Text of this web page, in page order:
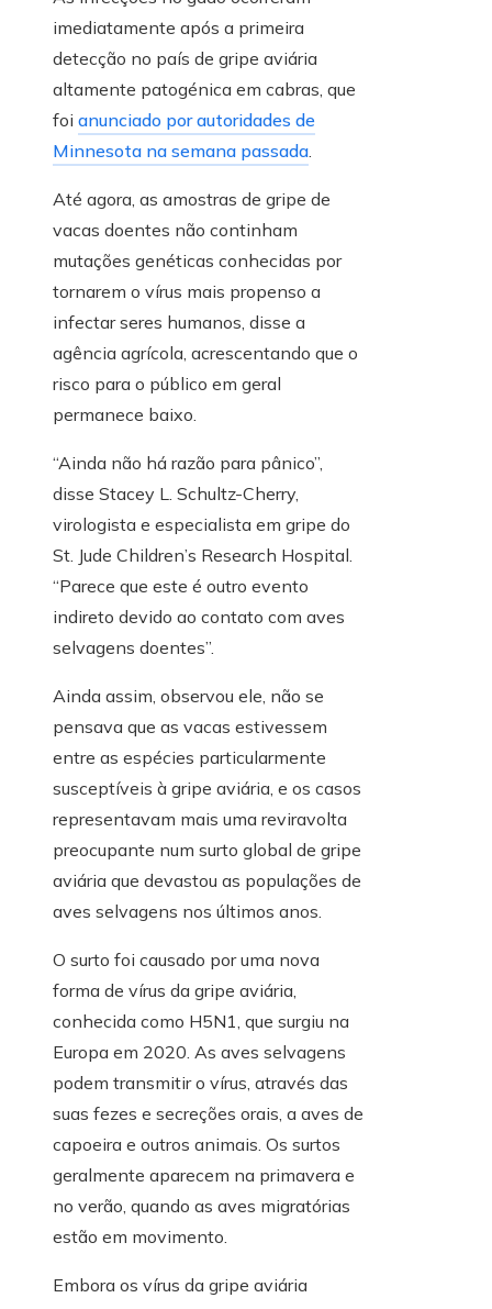
imediatamente após a primeira
detecção no país de gripe aviária
altamente patogénica em cabras, que
foi anunciado por autoridades de
Minnesota na semana passada.
Até agora, as amostras de gripe de
vacas doentes não continham
mutações genéticas conhecidas por
tornarem o vírus mais propenso a
infectar seres humanos, disse a
agência agrícola, acrescentando que o
risco para o público em geral
permanece baixo.
“Ainda não há razão para pânico”,
disse Stacey L. Schultz-Cherry,
virologista e especialista em gripe do
St. Jude Children’s Research Hospital.
“Parece que este é outro evento
indireto devido ao contato com aves
selvagens doentes”.
Ainda assim, observou ele, não se
pensava que as vacas estivessem
entre as espécies particularmente
susceptíveis à gripe aviária, e os casos
representavam mais uma reviravolta
preocupante num surto global de gripe
aviária que devastou as populações de
aves selvagens nos últimos anos.
O surto foi causado por uma nova
forma de vírus da gripe aviária,
conhecida como H5N1, que surgiu na
Europa em 2020. As aves selvagens
podem transmitir o vírus, através das
suas fezes e secreções orais, a aves de
capoeira e outros animais. Os surtos
geralmente aparecem na primavera e
no verão, quando as aves migratórias
estão em movimento.
Embora os vírus da gripe aviária